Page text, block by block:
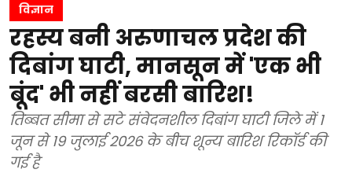
विज्ञान
रहस्य बनी अरुणाचल प्रदेश की
दिबांग घाटी, मानसून में 'एक भी
बूंद' भी नहीं बरसी बारिश!
तिब्बत सीमा से सटे संवेदनशील दिबांग घाटी जिले में 1
जून से 19 जुलाई 2026 के बीच शून्य बारिश रिकॉर्ड की
गई है